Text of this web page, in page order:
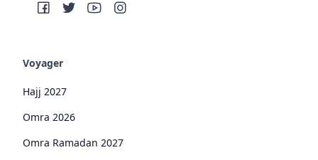
Voyager
Hajj 2027
Omra 2026
Omra Ramadan 2027